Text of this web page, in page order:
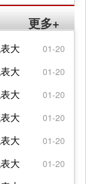
的决
院工
更多+
大
01-20
大
01-20
大
议
01-20
大
济
经
01-20
大
政
01-20
大
01-20